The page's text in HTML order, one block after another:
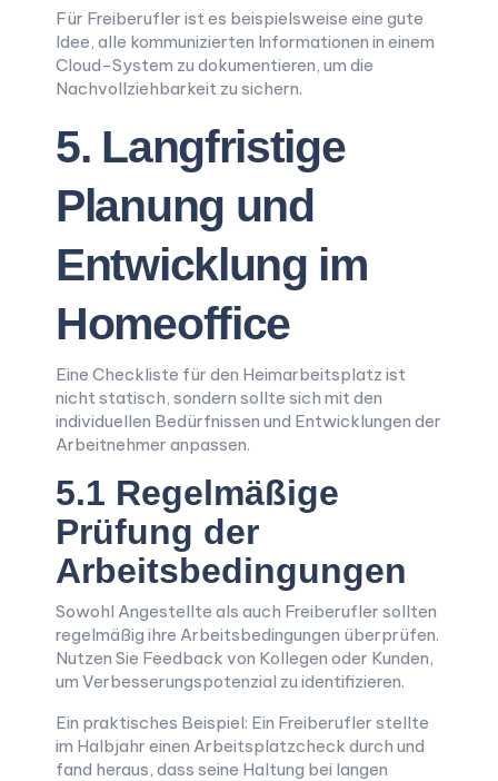
Für Freiberufler ist es beispielsweise eine gute
Idee, alle kommunizierten Informationen in einem
Cloud-System zu dokumentieren, um die
Nachvollziehbarkeit zu sichern.
5. Langfristige
Planung und
Entwicklung im
Homeoffice
Eine Checkliste für den Heimarbeitsplatz ist
nicht statisch, sondern sollte sich mit den
individuellen Bedürfnissen und Entwicklungen der
Arbeitnehmer anpassen.
5.1 Regelmäßige
Prüfung der
Arbeitsbedingungen
Sowohl Angestellte als auch Freiberufler sollten
regelmäßig ihre Arbeitsbedingungen überprüfen.
Nutzen Sie Feedback von Kollegen oder Kunden,
um Verbesserungspotenzial zu identifizieren.
Ein praktisches Beispiel: Ein Freiberufler stellte
im Halbjahr einen Arbeitsplatzcheck durch und
fand heraus, dass seine Haltung bei langen